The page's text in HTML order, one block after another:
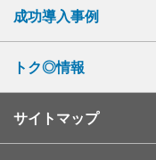
成功導入事例
トク◎情報
サイトマップ